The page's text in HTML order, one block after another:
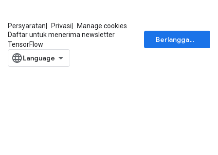
Persyaratan Privasi
Manage cookies
Daftar untuk menerima newsletter
TensorFlow
Berlangganan